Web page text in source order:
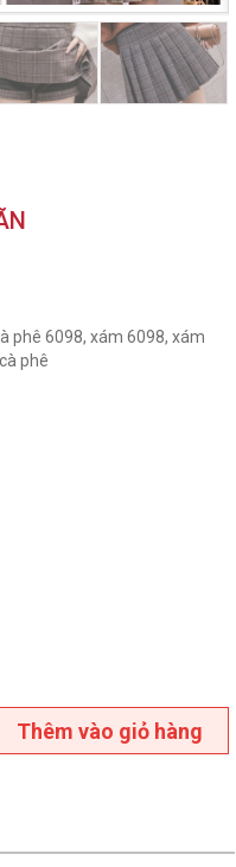
phê 6098, xám 6098, xám
phê
Thêm vào giỏ hàng